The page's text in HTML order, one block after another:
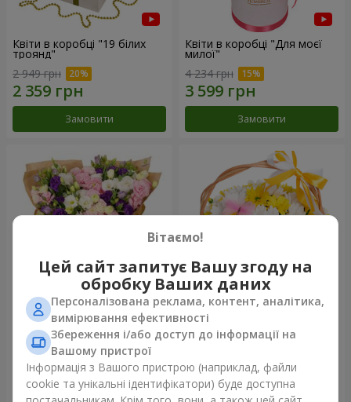
Квіти в коробці "19 білих
троянд"
2 949 грн
Замовити
Квіти в коробці "Для моєї
милої"
4 234 грн
Замовити
15 різнокольорових еустом
3 145 грн
Замовити
Кошик "Сонечко"
Замовити
Вітаємо!
Цей сайт запитує Вашу згоду на
обробку Ваших даних
Персоналізована реклама, контент, аналітика,
вимірювання ефективності
Збереження і/або доступ до інформації на
Вашому пристрої
Інформація з Вашого пристрою (наприклад, файли
cookie та унікальні ідентифікатори) буде доступна